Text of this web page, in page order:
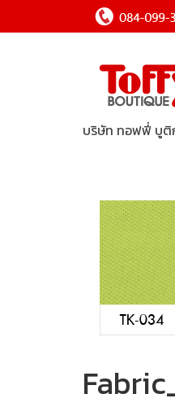
บริษัท ทอฟฟี่ บูติ